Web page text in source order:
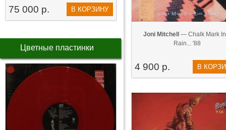
75 000 р. В КОРЗИНУ
Цветные пластинки
Joni Mitchell
— Chalk Mark In
Rain... '88
4 900 р. В